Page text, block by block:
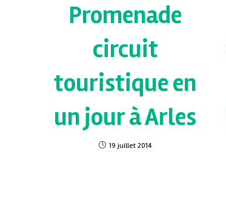
Promenade
circuit
touristique en
un jour à Arles
19 juillet 2014